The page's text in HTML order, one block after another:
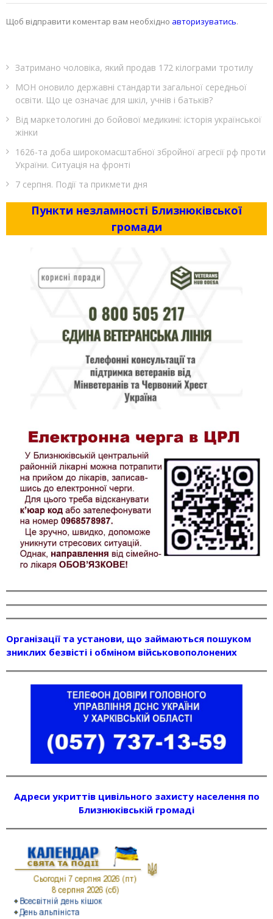
Щоб відправити коментар вам необхідно авторизуватись.
Затримано чоловіка, який продав 172 кілограми тротилу
МОН оновило державні стандарти загальної середньої
освіти. Що це означає для шкіл, учнів і батьків?
Від маркетологині до бойової медикині: історія української
жінки
1626-та доба широкомасштабної збройної агресії рф проти
України. Ситуація на фронті
7 серпня. Події та прикмети дня
Пункти незламності Близнюківської
громади
Організації та установи, що займаються пошуком
зниклих безвісті і обміном військовополонених
Адреси укриттів цивільного захисту населення по
Близнюківській громаді